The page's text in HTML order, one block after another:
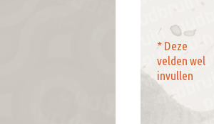
* Deze
velden wel
invullen